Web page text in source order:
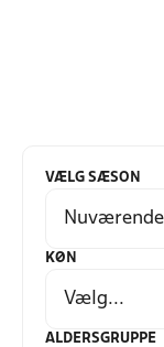
VÆLG SÆSON
KØN
ALDERSGRUPPE